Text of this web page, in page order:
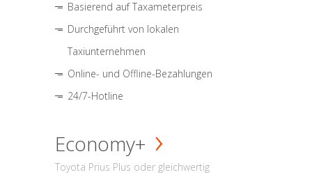
Basierend auf Taxameterpreis
Durchgeführt von lokalen
Taxiunternehmen
Online- und Offline-Bezahlungen
24/7-Hotline
Economy+
Toyota Prius Plus oder gleichwertig